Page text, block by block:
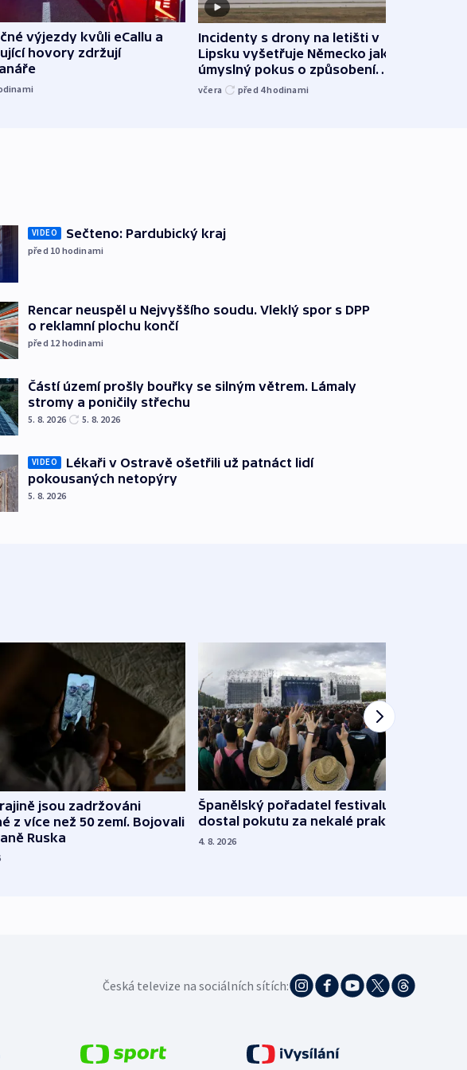
výjezdy kvůli eCallu a
hovory zdržují
Incidenty s drony na letišti v
Lipsku vyšetřuje Německo jako
úmyslný pokus o způsobení
exploze
včera před 4hodinami
VIDEO Sečteno: Pardubický kraj
před 10 hodinami
Rencar neuspěl u Nejvyššího soudu. Vleklý spor s DPP
o reklamní plochu končí
před 12 hodinami
Částí území prošly bouřky se silným větrem. Lámaly
stromy a poničily střechu
5. 8. 2026 5. 8. 2026
VIDEO
Lékaři v Ostravě ošetřili už patnáct lidí
pokousaných netopýry
5. 8. 2026
jsou zadržováni
z více než 50 zemí. Bojovali
Ruska
Španělský pořadatel festivalu
dostal pokutu za nekalé praktiky
4. 8. 2026
Česká televize na sociálních sítích: